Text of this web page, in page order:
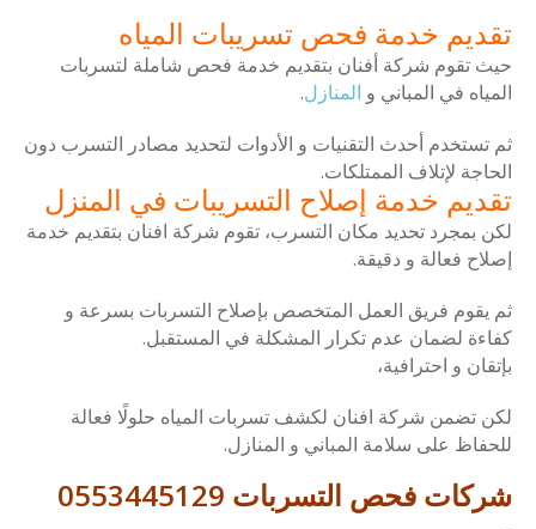
تقديم خدمة فحص تسريبات المياه
حيث تقوم شركة أفنان بتقديم خدمة فحص شاملة لتسربات
المياه في المباني و المنازل.
ثم تستخدم أحدث التقنيات و الأدوات لتحديد مصادر التسرب دون
الحاجة لإتلاف الممتلكات.
تقديم خدمة إصلاح التسريبات في المنزل
لكن بمجرد تحديد مكان التسرب، تقوم شركة افنان بتقديم خدمة
إصلاح فعالة و دقيقة.
ثم يقوم فريق العمل المتخصص بإصلاح التسربات بسرعة و
كفاءة لضمان عدم تكرار المشكلة في المستقبل.
بإتقان و احترافية،
لكن تضمن شركة افنان لكشف تسربات المياه حلولًا فعالة
للحفاظ على سلامة المباني و المنازل.
شركات فحص التسربات 0553445129